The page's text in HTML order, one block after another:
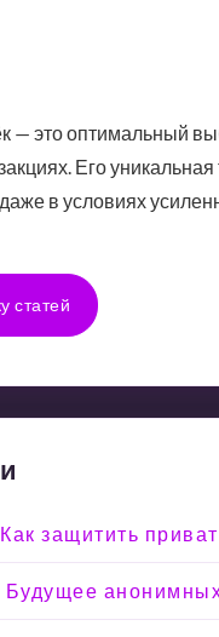
— это оптимальный
Его
в условиях
статей
защитить